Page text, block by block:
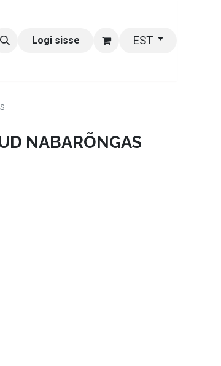
Logi sisse EST
NABARÕNGAS